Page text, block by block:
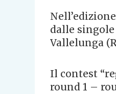
dalle
Vallelunga
Il contest
round 1 –